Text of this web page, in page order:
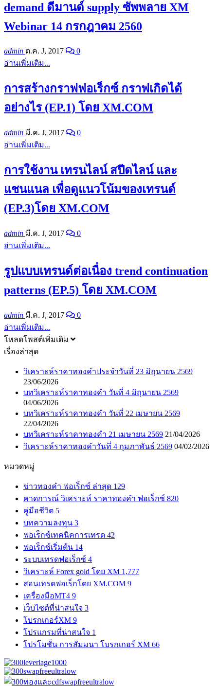
demand ดีมานด์ supply ซัพพลาย XM
Webinar 14 กรกฎาคม 2560
admin ต.ค. J, 2017
0
อ่านเพิ่มเติม...
การสร้างกราฟฟอเร็กซ์ กราฟเกิดได้
อย่างไร (EP.1) โดย XM.COM
admin มี.ค. J, 2017
0
อ่านเพิ่มเติม...
การใช้งาน เทรนไลน์ สปีดไลน์ และ
แชนแนล เพื่อดูแนวโน้มของเทรนด์
(EP.3)โดย XM.COM
admin มี.ค. J, 2017
0
อ่านเพิ่มเติม...
รูปแบบเทรนด์ต่อเนื่อง trend continuation
patterns (EP.5) โดย XM.COM
admin มี.ค. J, 2017
0
อ่านเพิ่มเติม...
โหลดโพสต์เพิ่มเติม
เรื่องล่าสุด
วิเคราะห์ราคาทองคำประจำวันที่ 23 มิถุนายน 2569
23/06/2026
บทวิเคราะห์ราคาทองคำ วันที่ 4 มิถุนายน 2569
04/06/2026
บทวิเคราะห์ราคาทองคำ วันที่ 22 เมษายน 2569
22/04/2026
บทวิเคราะห์ราคาทองคำ 21 เมษายน 2569 21/04/2026
วิเคราะห์ราคาทองคำวันที่ 4 กุมภาพันธ์ 2569 04/02/2026
หมวดหมู่
ข่าวทองคำ ฟอเร็กซ์ ล่าสุด 129
คาดการณ์ วิเคราะห์ ราคาทองคำ ฟอเร็กซ์ 820
คู่มือชีวิต 5
บทความลงทุน 3
ฟอเร็กซ์เทคนิคการเทรด 42
ฟอเร็กซ์เริ่มต้น 14
ระบบเทรดฟอเร็กซ์ 4
วิเคราะห์ Forex gold โดย XM 1,777
สอนเทรดฟอเร็กโดย XM.COM 9
เครื่องมือMT4 9
เว็บไซต์ที่น่าสนใจ 3
โบรกเกอร์XM 9
โปรแกรมที่น่าสนใจ 1
โปรโมชั่น การสัมมนา โบรกเกอร์ XM 66